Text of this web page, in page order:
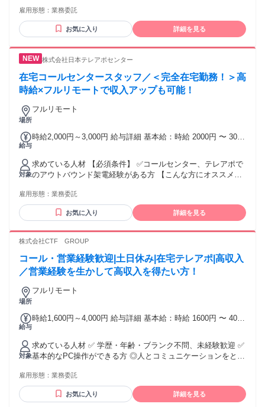
は優遇しますが、未経験も大歓迎！
雇用形態： 業務委託
お気に入り 詳細を見る
株式会社日本テレアポセンター
在宅コールセンタースタッフ／＜完全在宅勤務！＞高
時給×フルリモートで収入アップも可能！
場所
フルリモート
給与
時給2,000円～3,000円 給与詳細 基本給：時給 2000円 〜 3000
をもとに決定します！ ▼営業経験2年以上（営業実績を考慮）
時給2,000円～2,200円 ▼営業経験3年以上（リーダー・マネジ
メント経験歓迎） 時給2,200円～2,500円 ▼営業経験1年未満
時給1,500円～1,900円 ▼営業経験1～2年 時給1,900円～2,000
に、 選考時にスタート時給を決定します。
対象
求めている人材 【必須条件】 ✅コールセンター、テレアポで
のアウトバウンド架電経験がある方 【こんな方にオススメ】
✅SalesforceなどCRMツールの使用経験がある方 ✅ BtoC商材
（保険・不動産・スクール等）での アウトバウンド架電経験
がある方も歓迎 【応募条件】 ✅ご自身のPCがありインターネ
雇用形態： 業務委託
お気に入り 詳細を見る
株式会社CTF GROUP
コール・営業経験歓迎|土日休み|在宅テレアポ|高収入
／営業経験を生かして高収入を得たい方！
場所
フルリモート
給与
時給1,600円～4,000円 給与詳細 基本給：時給 1600円 〜 4000
る） スキル・成果次第で時給UP！
対象
求めている人材 ✅ 学歴・年齢・ブランク不問、未経験歓迎 ✅
基本的なPC操作ができる方 ◎人とコミュニケーションをとる
雇用形態： 業務委託
お気に入り 詳細を見る